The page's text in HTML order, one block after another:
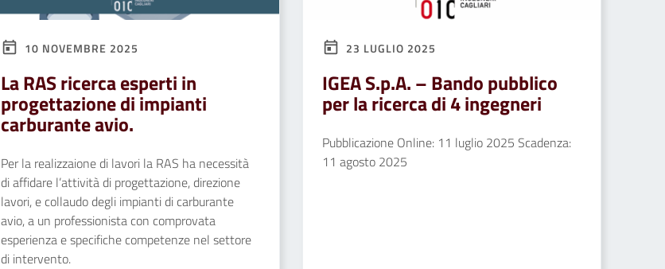
10 NOVEMBRE 2025
La RAS ricerca esperti in
progettazione di impianti
carburante avio.
Per la realizzaione di lavori la RAS ha necessità
di affidare l’attività di progettazione, direzione
lavori, e collaudo degli impianti di carburante
avio, a un professionista con comprovata
esperienza e specifiche competenze nel settore
di intervento.
23 LUGLIO 2025
IGEA S.p.A. – Bando pubblico
per la ricerca di 4 ingegneri
Pubblicazione Online: 11 luglio 2025 Scadenza:
11 agosto 2025